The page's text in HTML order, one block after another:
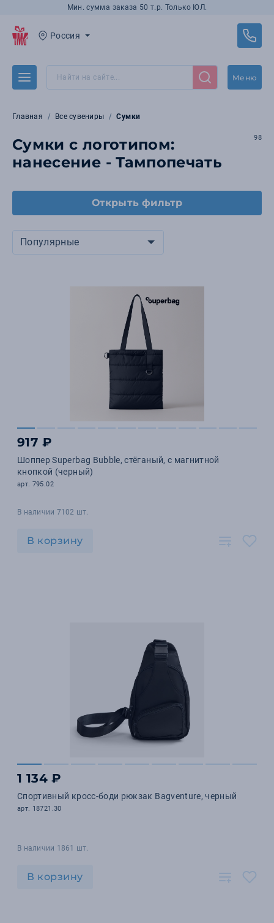
Мин. сумма заказа 50 т.р. Только ЮЛ.
Россия
Меню
Главная Все сувениры Сумки
Сумки с логотипом:
нанесение - Тампопечать
98
Открыть фильтр
Популярные
917 ₽
Шоппер Superbag Bubble, стёганый, с магнитной
кнопкой (черный)
арт. 795.02
В наличии 7102 шт.
В корзину
1 134 ₽
Спортивный кросс-боди рюкзак Bagventure, черный
арт. 18721.30
В наличии 1861 шт.
В корзину